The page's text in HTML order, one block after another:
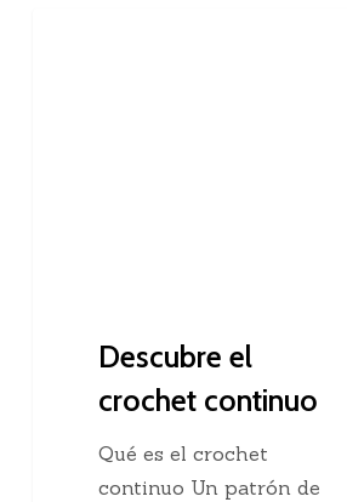
Descubre el
crochet continuo
Qué es el crochet
continuo Un patrón de